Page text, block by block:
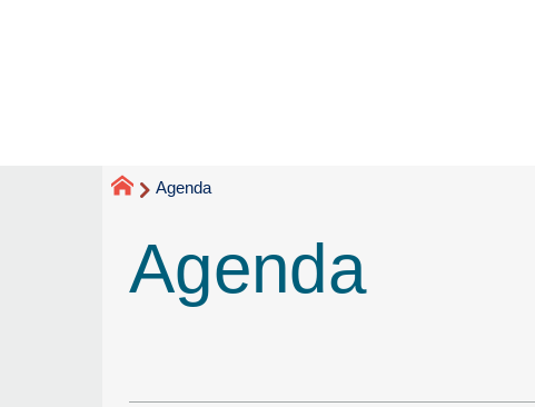
Agenda
Agenda